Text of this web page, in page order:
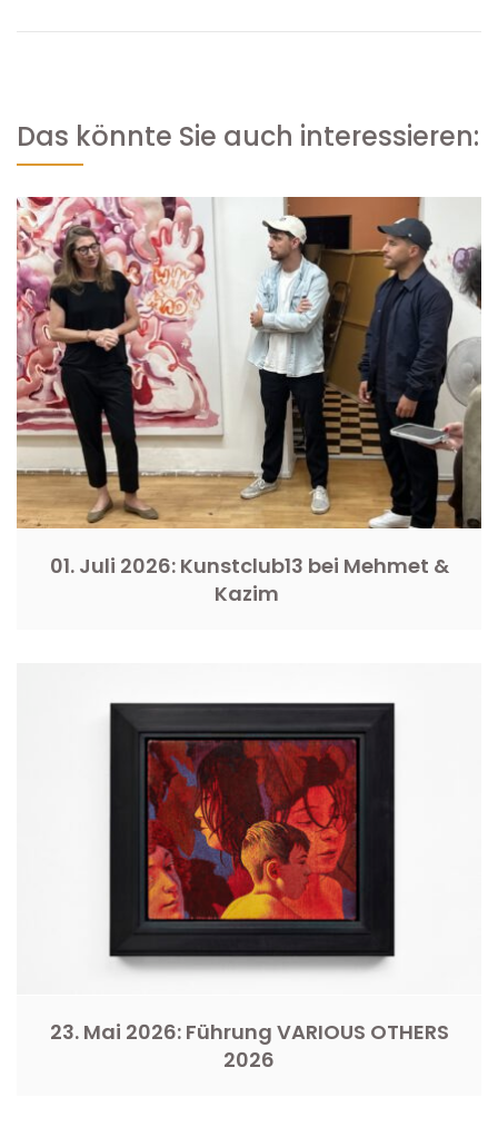
Das könnte Sie auch interessieren:
01. Juli 2026: Kunstclub13 bei Mehmet &
Kazim
23. Mai 2026: Führung VARIOUS OTHERS
2026